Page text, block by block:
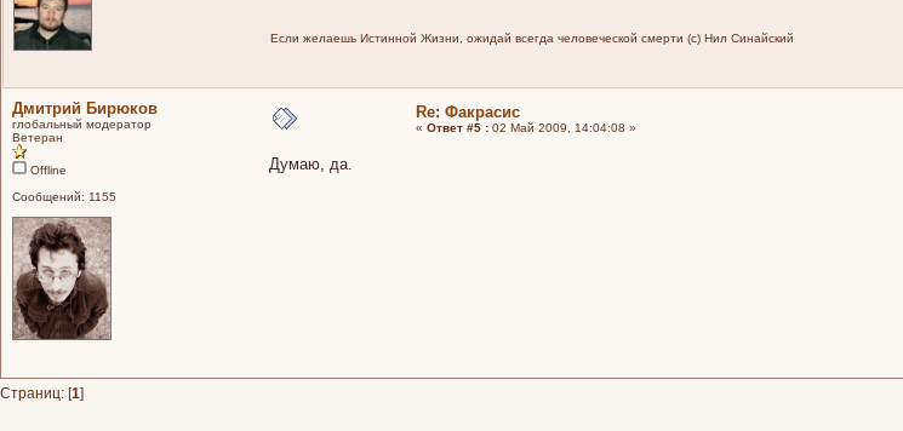
Если желаешь Истинной Жизни, ожидай всегда человеческой смерти (с) Нил Синайский
Дмитрий Бирюков
глобальный модератор
Ветеран
Offline
Сообщений: 1155
Re: Факрасис
« Ответ #5 : 02 Май 2009, 14:04:08 »
Думаю, да.
Страниц: [1]